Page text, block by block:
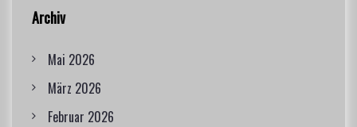
Archiv
Mai 2026
März 2026
Februar 2026